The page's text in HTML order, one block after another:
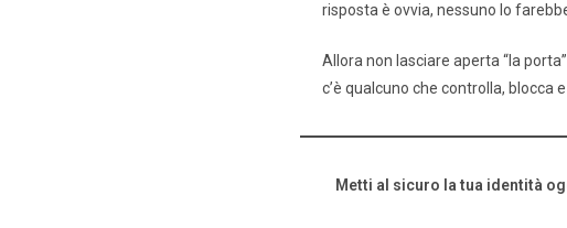
risposta è ovvia, nessuno lo
Allora non lasciare aperta “la
c’è qualcuno che controlla, blocca
Metti al sicuro la tua identità